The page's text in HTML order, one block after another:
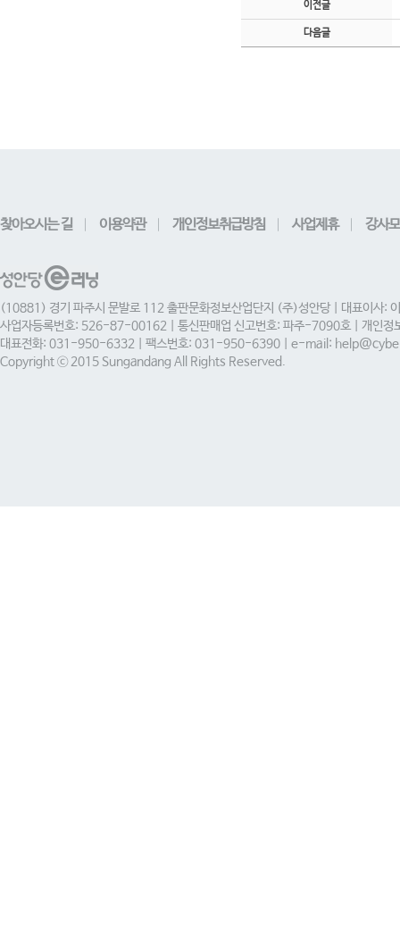
이전글
다음글
찾아오시는 길 이용약관 개인정보취급방침 사업제휴 강사
(10881) 경기 파주시 문발로 112 출판문화정보산업단지 (주)성안당 | 대표이사:
사업자등록번호: 526-87-00162 | 통신판매업 신고번호: 파주-7090호 | 개인정
대표전화: 031-950-6332 | 팩스번호: 031-950-6390 | e-mail:
Copyright ⓒ 2015 Sungandang All Rights Reserved.